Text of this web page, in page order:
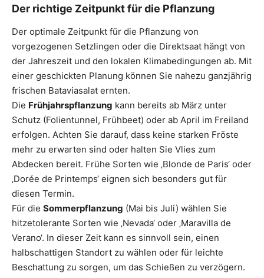
Der richtige Zeitpunkt für die Pflanzung
Der optimale Zeitpunkt für die Pflanzung von
vorgezogenen Setzlingen oder die Direktsaat hängt von
der Jahreszeit und den lokalen Klimabedingungen ab. Mit
einer geschickten Planung können Sie nahezu ganzjährig
frischen Bataviasalat ernten.
Die Frühjahrspflanzung kann bereits ab März unter
Schutz (Folientunnel, Frühbeet) oder ab April im Freiland
erfolgen. Achten Sie darauf, dass keine starken Fröste
mehr zu erwarten sind oder halten Sie Vlies zum
Abdecken bereit. Frühe Sorten wie ‚Blonde de Paris‘ oder
‚Dorée de Printemps‘ eignen sich besonders gut für
diesen Termin.
Für die Sommerpflanzung (Mai bis Juli) wählen Sie
hitzetolerante Sorten wie ‚Nevada‘ oder ‚Maravilla de
Verano‘. In dieser Zeit kann es sinnvoll sein, einen
halbschattigen Standort zu wählen oder für leichte
Beschattung zu sorgen, um das Schießen zu verzögern.